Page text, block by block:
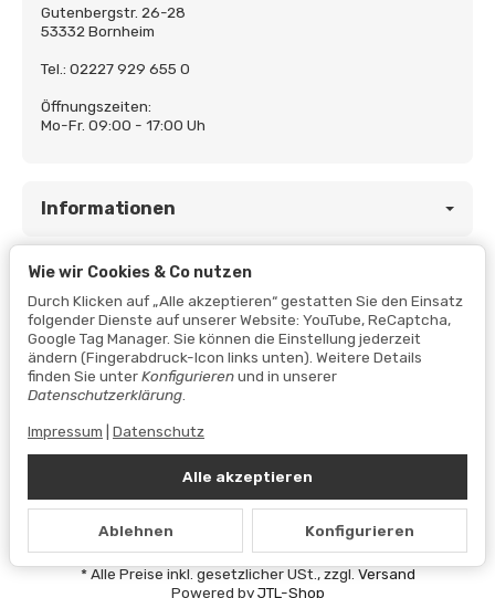
Gutenbergstr. 26-28
53332 Bornheim
Tel.: 02227 929 655 0
Öffnungszeiten:
Mo-Fr. 09:00 - 17:00 Uh
Informationen
Gesetzliche Informationen
Vertrag widerrufen
Datenschutzerklärung•Impressum
*Alle Preise inkl. gesetzlicher USt., zzgl. Versand
Powered byJTL-Shop
Alle akzeptieren
Ablehnen Konfigurieren
Wie wir Cookies & Co nutzen
Durch Klicken auf „Alle akzeptieren“ gestatten Sie den Einsatz
folgender Dienste auf unserer Website: YouTube, ReCaptcha,
Google Tag Manager. Sie können die Einstellung jederzeit
ändern (Fingerabdruck-Icon links unten). Weitere Details
finden Sie unterKonfigurierenund in unserer
Datenschutzerklärung.
Impressum Datenschutz